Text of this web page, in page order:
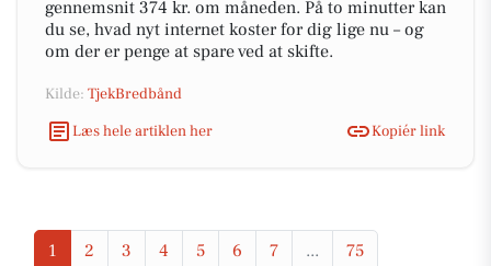
gennemsnit 374 kr. om måneden. På to minutter kan
du se, hvad nyt internet koster for dig lige nu – og
om der er penge at spare ved at skifte.
Kilde: TjekBredbånd
Læs hele artiklen her
Kopiér link
1 2 3 4 5 6 7 ... 75